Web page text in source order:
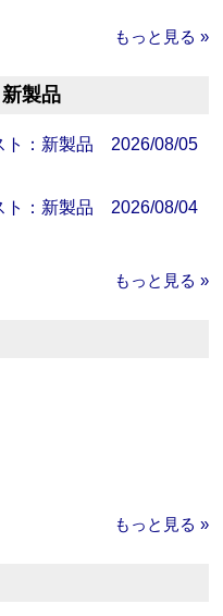
もっと見る »
製品
ト：新製品 2026/08/05
ト：新製品 2026/08/04
もっと見る »
もっと見る »